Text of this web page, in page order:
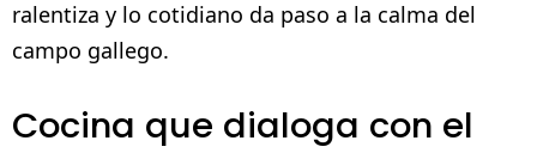
ralentiza y lo cotidiano da paso a la calma del
campo gallego.
Cocina que dialoga con el